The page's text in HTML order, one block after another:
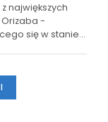
z największych
-
się w stanie